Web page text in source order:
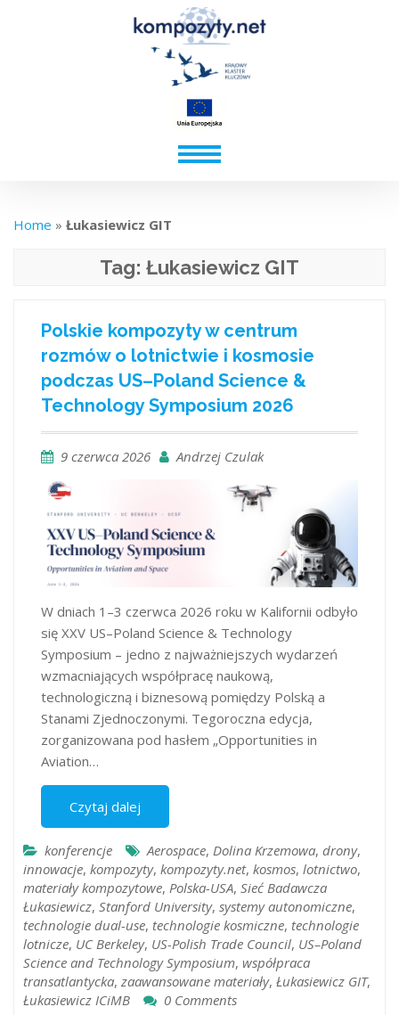
Home » Łukasiewicz GIT
Tag: Łukasiewicz GIT
Polskie kompozyty w centrum
rozmów o lotnictwie i kosmosie
podczas US–Poland Science &
Technology Symposium 2026
9 czerwca 2026 Andrzej Czulak
W dniach 1–3 czerwca 2026 roku w Kalifornii odbyło
się XXV US–Poland Science & Technology
Symposium – jedno z najważniejszych wydarzeń
wzmacniających współpracę naukową,
technologiczną i biznesową pomiędzy Polską a
Stanami Zjednoczonymi. Tegoroczna edycja,
zorganizowana pod hasłem „Opportunities in
Aviation…
Czytaj dalej
konferencje Aerospace, Dolina Krzemowa, drony,
innowacje, kompozyty, kompozyty.net, kosmos, lotnictwo,
materiały kompozytowe, Polska-USA, Sieć Badawcza
Łukasiewicz, Stanford University, systemy autonomiczne,
technologie dual-use, technologie kosmiczne, technologie
lotnicze, UC Berkeley, US-Polish Trade Council, US–Poland
Science and Technology Symposium, współpraca
transatlantycka, zaawansowane materiały, Łukasiewicz GIT,
Łukasiewicz ICiMB
0 Comments